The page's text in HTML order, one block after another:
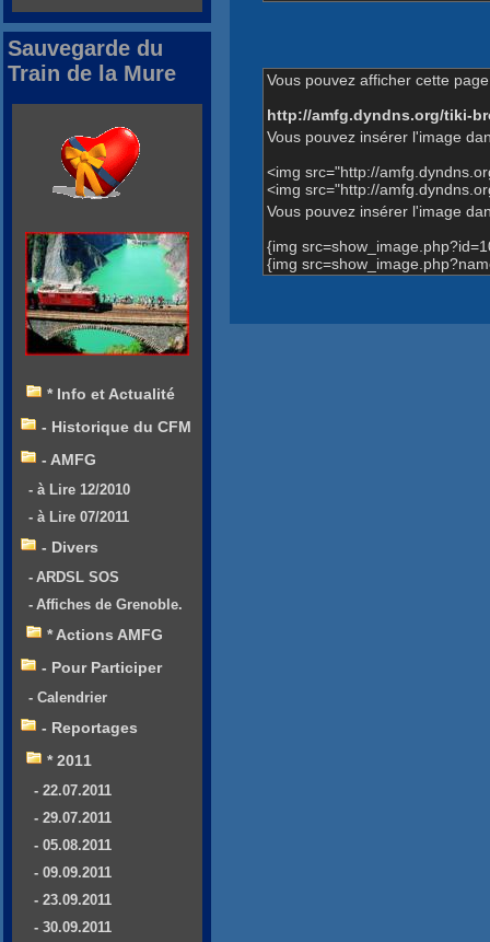
Vous pouvez afficher cette
http://amfg.dyndns.org/tiki-
Vous pouvez insérer l'image
<img src="http://
<img src="http://
Vous pouvez insérer l'image
{img
{img
Sauvegarde du
Train de la Mure
* Info et Actualité
- Historique du CFM
- AMFG
- à Lire 12/2010
- à Lire 07/2011
- Divers
- ARDSL SOS
- Affiches de Grenoble.
* Actions AMFG
- Pour Participer
- Calendrier
- Reportages
* 2011
- 22.07.2011
- 29.07.2011
- 05.08.2011
- 09.09.2011
- 23.09.2011
- 30.09.2011